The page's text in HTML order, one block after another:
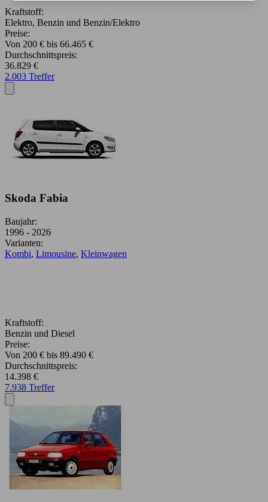
Kraftstoff:
Elektro, Benzin und Benzin/Elektro
Preise:
Von 200 € bis 66.465 €
Durchschnittspreis:
36.829 €
2.003 Treffer
Skoda Fabia
Baujahr:
1996 - 2026
Varianten:
Kombi, Limousine, Kleinwagen
Kraftstoff:
Benzin und Diesel
Preise:
Von 200 € bis 89.490 €
Durchschnittspreis:
14.398 €
7.938 Treffer